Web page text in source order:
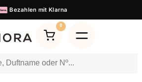
Bezahlen mit Klarna
0